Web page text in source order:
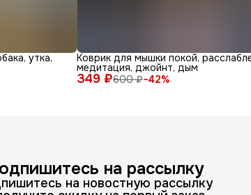
утка,
349 ₽600 ₽−42%
Коврик для мышки покой,
медитация, джойнт, дым
на рассылку
на новостную рассылку